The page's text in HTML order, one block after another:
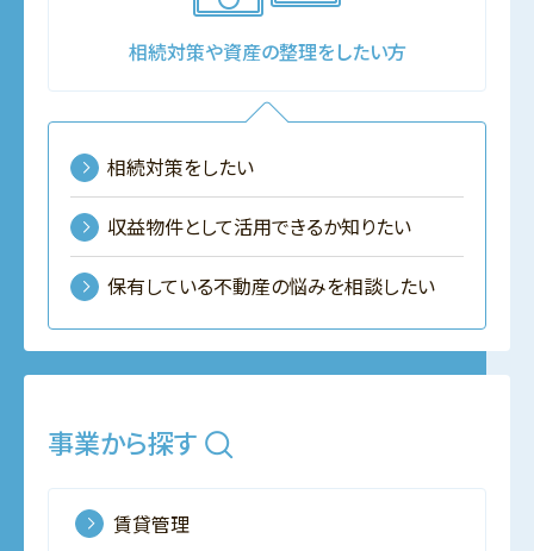
相続対策や資産の整理をしたい方
相続対策をしたい
収益物件として活用できるか知りたい
保有している不動産の悩みを相談したい
事業から探す
賃貸管理